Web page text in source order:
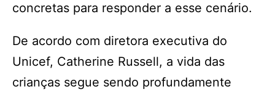
concretas para responder a esse cenário.
De acordo com diretora executiva do
Unicef, Catherine Russell, a vida das
crianças segue sendo profundamente